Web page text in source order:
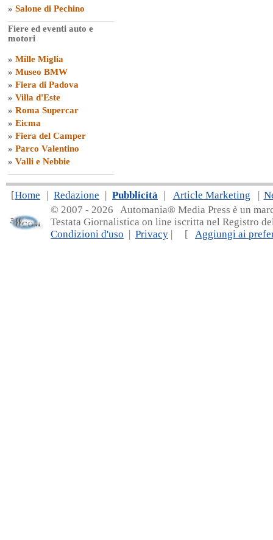
» Salone di Pechino
Fiere ed eventi auto e
motori
» Mille Miglia
» Museo BMW
» Fiera di Padova
» Villa d'Este
» Roma Supercar
» Eicma
» Fiera del Camper
» Parco Valentino
» Valli e Nebbie
[Home | Redazione | Pubblicità | Article Marketing |
© 2007 - 2026 Automania® Media Press è un
Testata Giornalistica on line iscritta nel Registro
Condizioni d'uso | Privacy | [ Aggiungi ai